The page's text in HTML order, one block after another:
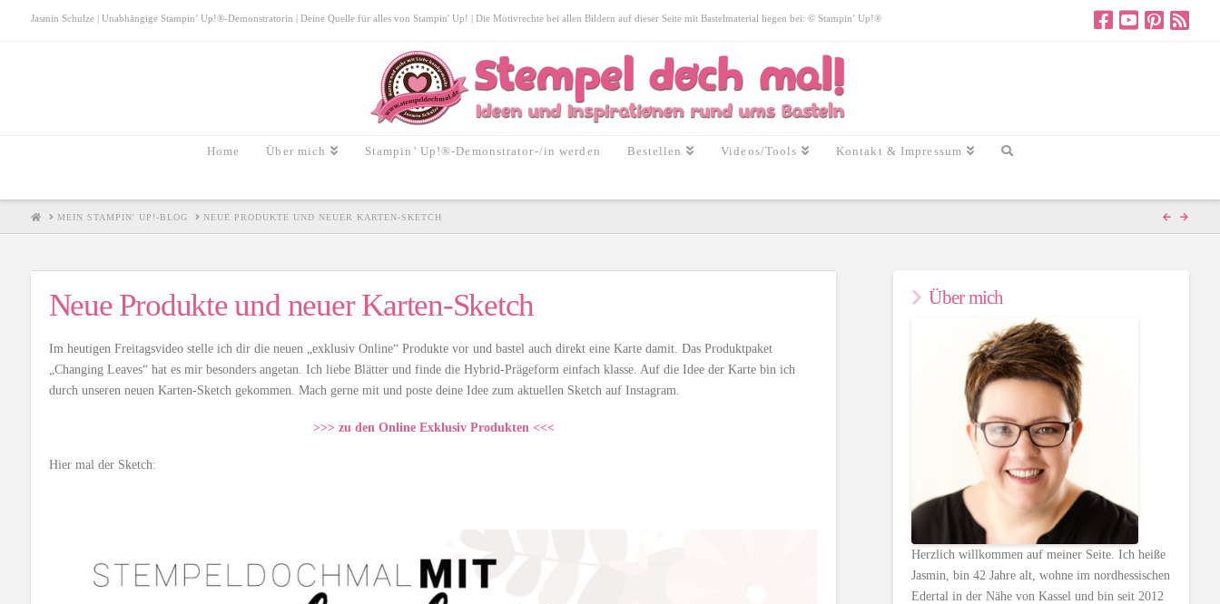
Jasmin Schulze | Unabhängige Stampin’ Up!®-Demonstratorin | Deine Quelle für alles von Stampin' Up! | Die Motivrechte bei allen Bildern auf dieser Seite mit Bastelmaterial liegen bei: © Stampin’ Up!®
Home Über mich Stampin’ Up!®-Demonstrator-/in werden Bestellen Videos/Tools Kontakt & Impressum
HOMEMEIN STAMPIN' UP!-BLOG NEUE PRODUKTE UND NEUER KARTEN-SKETCH
Neue Produkte und neuer Karten-Sketch
Im heutigen Freitagsvideo stelle ich dir die neuen „exklusiv Online“ Produkte vor und bastel auch direkt eine Karte damit. Das Produktpaket
„Changing Leaves“ hat es mir besonders angetan. Ich liebe Blätter und finde die Hybrid-Prägeform einfach klasse. Auf die Idee der Karte bin ich
durch unseren neuen Karten-Sketch gekommen. Mach gerne mit und poste deine Idee zum aktuellen Sketch auf Instagram.
>>> zu den Online Exklusiv Produkten <<<
Hier mal der Sketch:
Über mich
Herzlich willkommen auf meiner Seite. Ich heiße
Jasmin, bin 42 Jahre alt, wohne im nordhessischen
Edertal in der Nähe von Kassel und bin seit 2012